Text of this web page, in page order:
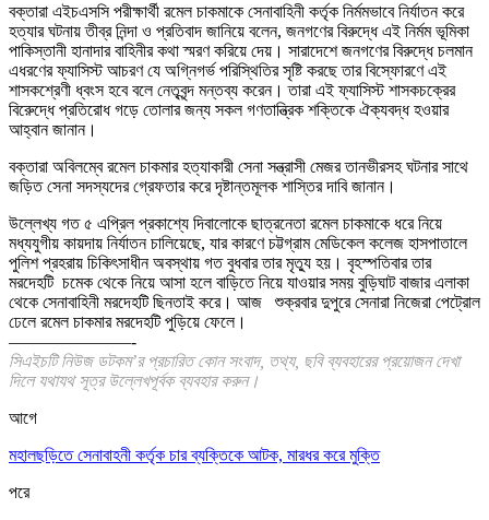
বক্তারা এইচএসসি পরীক্ষার্থী রমেল চাকমাকে সেনাবাহিনী কর্তৃক নির্মমভাবে নির্যাতন করে
হত্যার ঘটনায় তীব্র নিন্দা ও প্রতিবাদ জানিয়ে বলেন, জনগণের বিরুদ্ধে এই নির্মম ভূমিকা
পাকিস্তানী হানাদার বাহিনীর কথা স্মরণ করিয়ে দেয়। সারাদেশে জনগণের বিরুদ্ধে চলমান
এধরণের ফ্যাসিস্ট আচরণ যে অগ্নিগর্ভ পরিস্থিতির সৃষ্টি করছে তার বিস্ফোরণে এই
শাসকশ্রেণী ধ্বংস হবে বলে নেতৃবৃন্দ মন্তব্য করেন। তারা এই ফ্যাসিস্ট শাসকচক্রের
বিরেুদ্ধে প্রতিরোধ গড়ে তোলার জন্য সকল গণতান্ত্রিক শক্তিকে ঐক্যবদ্ধ হওয়ার
আহ্বান জানান।
বক্তারা অবিলম্বে রমেল চাকমার হত্যাকারী সেনা সন্ত্রাসী মেজর তানভীরসহ ঘটনার সাথে
জড়িত সেনা সদস্যদের গ্রেফতার করে দৃষ্টান্তমূলক শাস্তির দাবি জানান।
উল্লেখ্য গত ৫ এপ্রিল প্রকাশ্যে দিবালোকে ছাত্রনেতা রমেল চাকমাকে ধরে নিয়ে
মধ্যযুগীয় কায়দায় নির্যাতন চালিয়েছে, যার কারণে চট্টগ্রাম মেডিকেল কলেজ হাসপাতালে
পুলিশ প্রহরায় চিকিৎসাধীন অবস্থায় গত বুধবার তার মৃত্যু হয়। বৃহস্পতিবার তার
মরদেহটি চমেক থেকে নিয়ে আসা হলে বাড়িতে নিয়ে যাওয়ার সময় বুড়িঘাট বাজার এলাকা
থেকে সেনাবাহিনী মরদেহটি ছিনতাই করে। আজ শুক্রবার দুপুরে সেনারা নিজেরা পেট্রোল
ঢেলে রমেল চাকমার মরদেহটি পুড়িয়ে ফেলে।
———————-
সিএইচটি নিউজ ডটকম’র প্রচারিত কোন সংবাদ, তথ্য, ছবি ব্যবহারের প্রয়োজন দেখা
দিলে যথাযথ সূত্র উল্লেখপূর্বক ব্যবহার করুন।
আগে
মহালছড়িতে সেনাবাহনী কর্তৃক চার ব্যক্তিকে আটক, মারধর করে মুক্তি
পরে